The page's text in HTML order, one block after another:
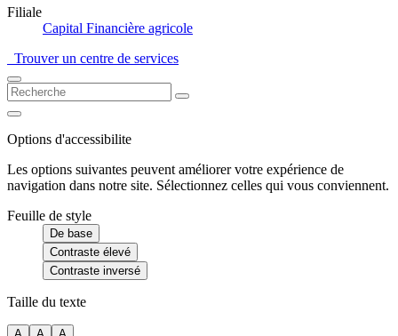
Filiale
Capital Financière agricole
Trouver un centre de services
Options d'accessibilite
Les options suivantes peuvent améliorer votre expérience de
navigation dans notre site. Sélectionnez celles qui vous conviennent.
Feuille de style
De base
Contraste élevé
Contraste inversé
Taille du texte